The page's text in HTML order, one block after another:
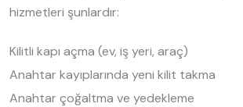
hizmetleri şunlardır:
Kilitli kapı açma (ev, iş yeri, araç)
Anahtar kayıplarında yeni kilit takma
Anahtar çoğaltma ve yedekleme